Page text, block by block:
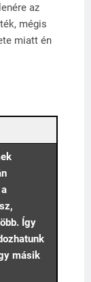
az
mégis
miatt én
Így
másik